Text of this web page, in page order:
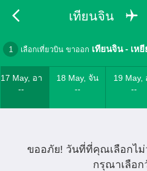
เทียนจิน
1 เลือกเที่ยวบิน ขาออก เทียนจิน- เห
17 May, อา
--
18 May, จัน
--
19 May,
--
ขออภัย! วันที่ที่คุณเลือกไม่
กรุณาเลือ